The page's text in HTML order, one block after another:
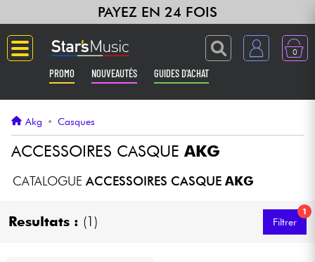
PAYEZ EN 24 FOIS
0
PROMO NOUVEAUTÉS GUIDES D'ACHAT
Guitares & Basses
Amplis & Effets
Claviers & Pianos
Akg • Casques
ACCESSOIRES CASQUE AKG
CATALOGUE ACCESSOIRES CASQUE AKG
Resultats : (1)
1
Filtrer